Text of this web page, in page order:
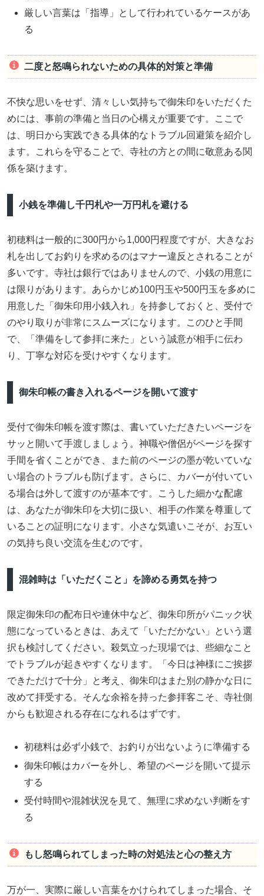
厳しい言葉は「指導」として行われているケースがあ
る
二度と怒鳴られないための具体的対策と準備
不快な思いをせず、清々しい気持ちで御朱印をいただくた
めには、事前の準備と当日の心構えが重要です。ここで
は、明日から実践できる具体的なトラブル回避策を紹介し
ます。これらを守ることで、寺社の方との間に敬意ある関
係を築けます。
小銭を準備し千円札や一万円札を避ける
初穂料は一般的に300円から1,000円程度ですが、大きなお
札を出してお釣りを求めるのはマナー違反とされることが
多いです。寺社は銀行ではありませんので、小銭の用意に
は限りがあります。あらかじめ100円玉や500円玉を多めに
用意した「御朱印用小銭入れ」を持参しておくと、受付で
のやり取りが非常にスムーズになります。このひと手間
で、「準備をして参拝に来た」という誠意が相手に伝わ
り、丁寧な対応を受けやすくなります。
御朱印帳の書き入れるページを開いて渡す
受付で御朱印帳を渡す際は、書いていただきたいページを
サッと開いて手渡しましょう。神職や僧侶がページを探す
手間を省くことができ、また前のページの墨が乾いていな
い場合のトラブルも防げます。さらに、カバーが付いてい
る場合は外して渡すのが基本です。こうした細かな配慮
は、あなたが御朱印を大切に扱い、相手の作業を尊重して
いることの証明になります。小さな気遣いこそが、お互い
の気持ち良い交流を生むのです。
混雑時は「いただくこと」を諦める勇気を持つ
限定御朱印の配布日や連休中など、御朱印所がパニック状
態になっているときは、あえて「いただかない」という選
択も検討してください。殺気立った現場では、些細なこと
でトラブルが起きやすくなります。「今日は神様にご挨拶
できただけで十分」と考え、御朱印はまた別の静かな日に
改めて拝受する。そんな余裕を持った参拝客こそ、寺社側
からも歓迎される存在になれるはずです。
初穂料は必ず小銭で、お釣りが出ないように準備する
御朱印帳はカバーを外し、希望のページを開いて提示
する
受付時間や混雑状況を見て、無理に求めない判断をす
る
もし怒鳴られてしまった時の対処法と心の整え方
万が一、実際に厳しい言葉をかけられてしまった場合、そ